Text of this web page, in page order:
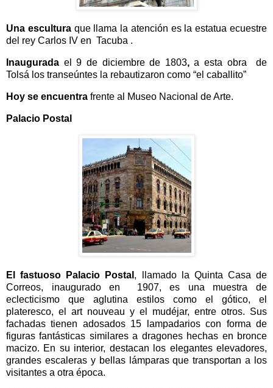
Una esculturaque llama la atención es la estatua ecuestre
del rey Carlos IV en Tacuba .
Inaugurada el 9 de diciembre de 1803,a esta obra de
Tolsá los transeúntes la rebautizaron como “el caballito”
Hoy se encuentra frente al Museo Nacional de Arte.
Palacio Postal
El fastuoso Palacio Postal , llamado la Quinta Casa de
Correos, inaugurado en 1907, es una muestra de
eclecticismo que aglutina estilos como el gótico, el
plateresco, el art nouveau y el mudéjar, entre otros. Sus
fachadas tienen adosados 15 lampadarios con forma de
figuras fantásticas similares a dragones hechas en bronce
macizo. En su interior, destacan los elegantes elevadores,
grandes escaleras y bellas lámparas que transportan a los
visitantes a otra época.